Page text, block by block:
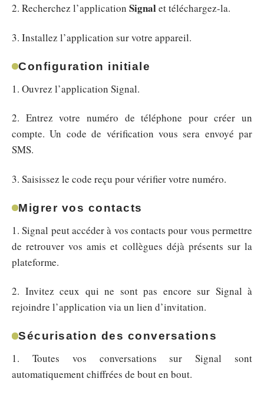
2. Recherchez l’application Signalet téléchargez-la.
3. Installez l’application sur votre appareil.
Configuration initiale
1. Ouvrez l’application Signal.
2. Entrez votre numéro de téléphone pour créer un
compte. Un code de vérification vous sera envoyé par
SMS.
3. Saisissez le code reçu pour vérifier votre numéro.
Migrer vos contacts
1. Signal peut accéder à vos contacts pour vous permettre
de retrouver vos amis et collègues déjà présents sur la
plateforme.
2. Invitez ceux qui ne sont pas encore sur Signal à
rejoindre l’application via un lien d’invitation.
Sécurisation des conversations
1. Toutes vos conversations sur Signal sont
automatiquement chiffrées de bout en bout.